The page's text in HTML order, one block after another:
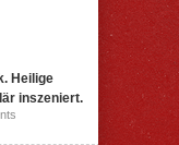
Heilige
inszeniert.